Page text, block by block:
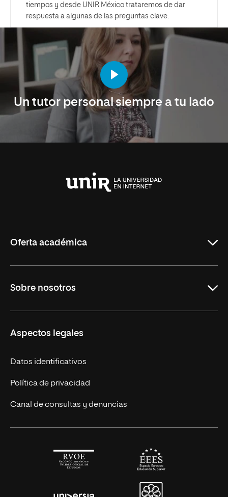
tiempos y desde UNIR México trataremos de dar
respuesta a algunas de las preguntas clave.
Un tutor personal siempre a tu lado
Oferta académica
Licenciaturas en línea
Cursos Europeos
Títulos Americanos
Alianza Newman
Sobre nosotros
Nuestros alumnos
Únete a nosotros
Actualidad
Solicita información
Aspectos legales
Datos identificativos
Política de privacidad
Canal de consultas y denuncias